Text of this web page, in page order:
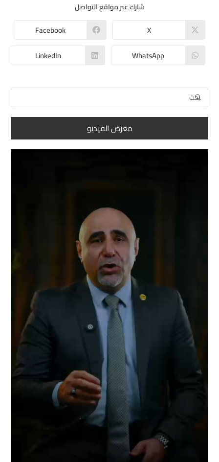
شارك عبر مواقع التواصل
X
Facebook
WhatsApp
LinkedIn
معرض الفيديو